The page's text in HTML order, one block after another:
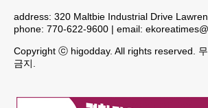
address: 320 Maltbie Industrial Drive
phone: 770-622-9600 | email:
Copyright ⓒ higodday. All rights reserved.
금지.